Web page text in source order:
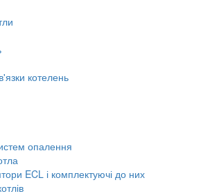
котелень
опалення
ECL і комплектуючі до них